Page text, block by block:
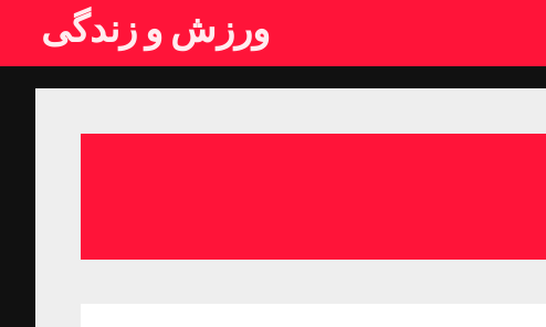
ورزش و زندگی